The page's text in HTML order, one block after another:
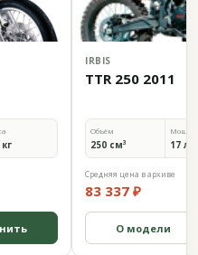
IRBIS
TTR 250 2011
Объём
250 см³ 17
Средняя цена в архиве
83 337 ₽
О модели